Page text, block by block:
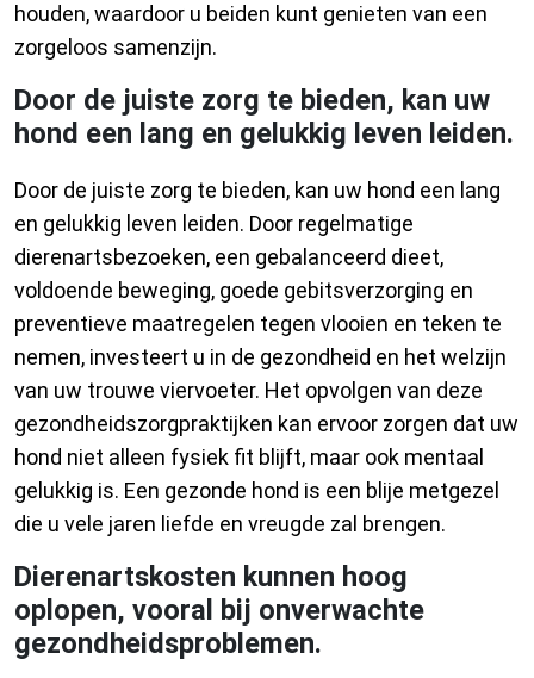
houden, waardoor u beiden kunt genieten van een
zorgeloos samenzijn.
Door de juiste zorg te bieden, kan uw
hond een lang en gelukkig leven leiden.
Door de juiste zorg te bieden, kan uw hond een lang
en gelukkig leven leiden. Door regelmatige
dierenartsbezoeken, een gebalanceerd dieet,
voldoende beweging, goede gebitsverzorging en
preventieve maatregelen tegen vlooien en teken te
nemen, investeert u in de gezondheid en het welzijn
van uw trouwe viervoeter. Het opvolgen van deze
gezondheidszorgpraktijken kan ervoor zorgen dat uw
hond niet alleen fysiek fit blijft, maar ook mentaal
gelukkig is. Een gezonde hond is een blije metgezel
die u vele jaren liefde en vreugde zal brengen.
Dierenartskosten kunnen hoog
oplopen, vooral bij onverwachte
gezondheidsproblemen.